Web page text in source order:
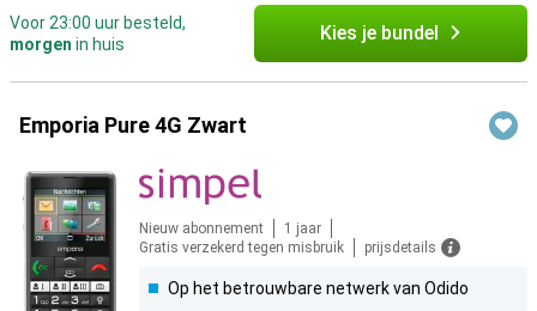
Voor 23:00 uur besteld,
morgen in huis Kies je bundel
Emporia Pure 4G Zwart
Nieuw abonnement
1 jaar
Gratis verzekerd tegen misbruik
prijsdetails
Op het betrouwbare netwerk van Odido